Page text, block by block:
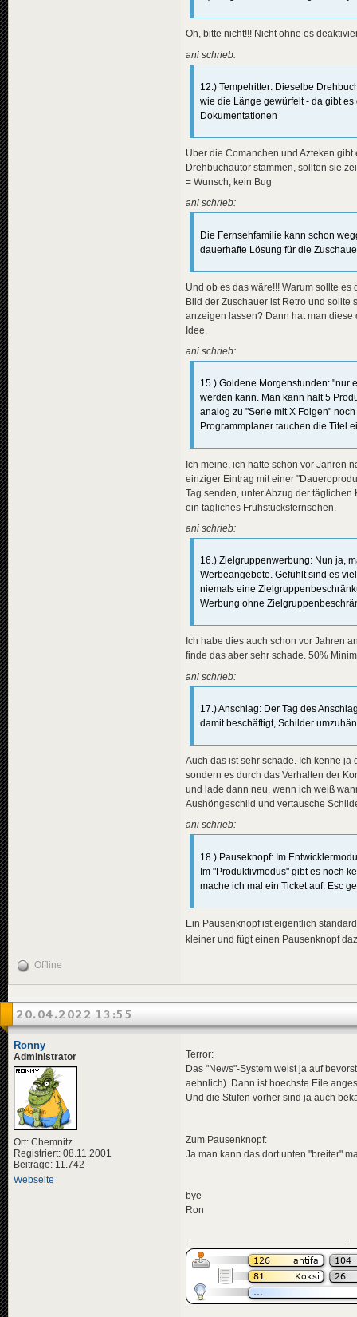
Oh, bitte nicht!!! Nicht ohne es
ani schrieb:
12.) Tempelritter: Dieselbe
wie die Länge gewürfelt - da gibt
Dokumentationen
Über die Comanchen und Azteken
Drehbuchautor stammen, sollten sie
= Wunsch, kein Bug
ani schrieb:
Die Fernsehfamilie kann schon
dauerhafte Lösung für die
Und ob es das wäre!!! Warum sollte
Bild der Zuschauer ist Retro und
anzeigen lassen? Dann hat man diese
Idee.
ani schrieb:
15.) Goldene Morgenstunden: "nur
werden kann. Man kann halt 5
analog zu "Serie mit X Folgen"
Programmplaner tauchen die Titel
Ich meine, ich hatte schon vor Jahren
einziger Eintrag mit einer
Tag senden, unter Abzug der
ein tägliches Frühstücksfernsehen.
ani schrieb:
16.) Zielgruppenwerbung: Nun ja,
Werbeangebote. Gefühlt sind es
niemals eine
Werbung ohne
Ich habe dies auch schon vor Jahren
finde das aber sehr schade. 50%
ani schrieb:
17.) Anschlag: Der Tag des
damit beschäftigt, Schilder
Auch das ist sehr schade. Ich kenne ja
sondern es durch das Verhalten der
und lade dann neu, wenn ich weiß
Aushöngeschild und vertausche
ani schrieb:
18.) Pauseknopf: Im
Im "Produktivmodus" gibt es noch
mache ich mal ein Ticket auf. Esc
Ein Pausenknopf ist eigentlich
kleiner und fügt einen Pausenknopf
Offline
20.04.2022 13:55
Ronny
Administrator
Ort: Chemnitz
Registriert: 08.11.2001
Beiträge: 11.742
Webseite
Terror:
Das "News"-System weist ja auf
aehnlich). Dann ist hoechste Eile
Und die Stufen vorher sind ja auch
Zum Pausenknopf:
Ja man kann das dort unten "breiter"
bye
Ron